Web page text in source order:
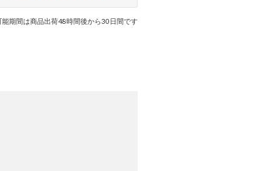
期間は商品出荷48時間後から30日間です